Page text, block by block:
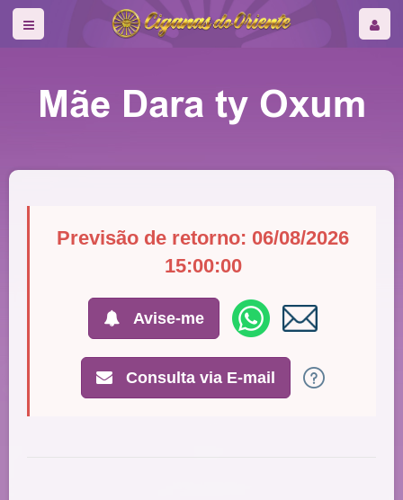
Mãe Dara ty Oxum
Previsão de retorno: 06/08/2026
15:00:00
Avise-me
Consulta via E-mail